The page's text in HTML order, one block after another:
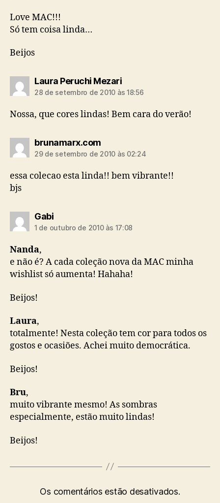
Love MAC!!!
Só tem coisa linda…
Beijos
Laura Peruchi Mezaridiz:
28 de setembro de 2010 às 18:56
Nossa, que cores lindas! Bem cara do verão!
brunamarx.comdiz:
29 de setembro de 2010 às 02:24
essa colecao esta linda!! bem vibrante!!
bjs
Gabidiz:
1 de outubro de 2010 às 17:08
Nanda,
e não é? A cada coleção nova da MAC minha
wishlist só aumenta! Hahaha!
Beijos!
Laura,
totalmente! Nesta coleção tem cor para todos os
gostos e ocasiões. Achei muito democrática.
Beijos!
Bru,
muito vibrante mesmo! As sombras
especialmente, estão muito lindas!
Beijos!
Os comentários estão desativados.